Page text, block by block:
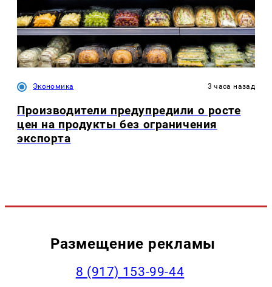
Экономика 3 часа назад
Производители предупредили о росте
цен на продукты без ограничения
экспорта
Размещение рекламы
‭8 (917) 153-99-44